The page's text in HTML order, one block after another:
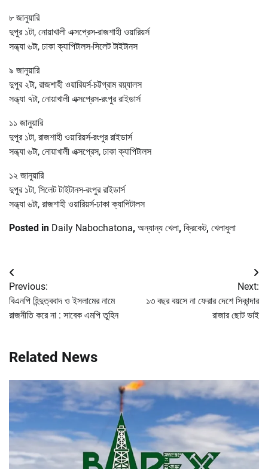
৮ জানুয়ারি
দুপুর ১টা, নোয়াখালী এক্সপ্রেস-রাজশাহী ওয়ারিয়র্স
সন্ধ্যা ৬টা, ঢাকা ক্যাপিটালস-সিলেট টাইটানস
৯ জানুয়ারি
দুপুর ২টা, রাজশাহী ওয়ারিয়র্স-চট্টগ্রাম রয়্যালস
সন্ধ্যা ৭টা, নোয়াখালী এক্সপ্রেস-রংপুর রাইডার্স
১১ জানুয়ারি
দুপুর ১টা, রাজশাহী ওয়ারিয়র্স-রংপুর রাইডার্স
সন্ধ্যা ৬টা, নোয়াখালী এক্সপ্রেস, ঢাকা ক্যাপিটালস
১২ জানুয়ারি
দুপুর ১টা, সিলেট টাইটানস-রংপুর রাইডার্স
সন্ধ্যা ৬টা, রাজশাহী ওয়ারিয়র্স-ঢাকা ক্যাপিটালস
Posted in Daily Nabochatona, অন্যান্য খেলা, ক্রিকেট, খেলাধুলা
Post
navigation
Previous:
বিএনপি হিন্দুত্ববাদ ও ইসলামের নামে
রাজনীতি করে না : সাবেক এমপি তুহিন
Next:
১৩ বছর বয়সে না ফেরার দেশে সিকান্দার
রাজার ছোট ভাই
Related News